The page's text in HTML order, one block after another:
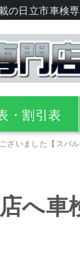
日立市車検
・割引表
ざいました【スバル
へ